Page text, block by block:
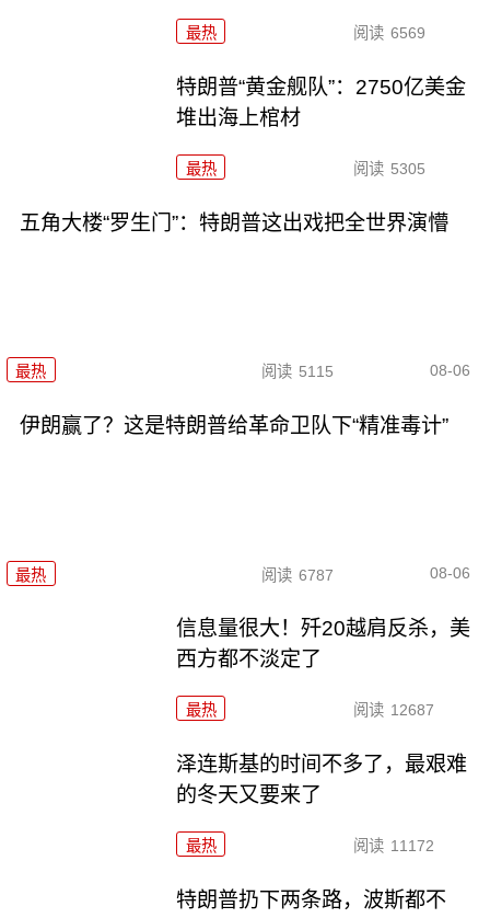
最热 阅读 6569
特朗普“黄金舰队”：2750亿美金
堆出海上棺材
最热 阅读 5305
五角大楼“罗生门”：特朗普这出戏把全世界演懵
最热 阅读 5115 08-06
伊朗赢了？这是特朗普给革命卫队下“精准毒计”
最热 阅读 6787 08-06
信息量很大！歼20越肩反杀，美
西方都不淡定了
最热 阅读 12687
泽连斯基的时间不多了，最艰难
的冬天又要来了
最热 阅读 11172
特朗普扔下两条路，波斯都不